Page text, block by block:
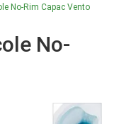
No-Rim Capac Vento
No-